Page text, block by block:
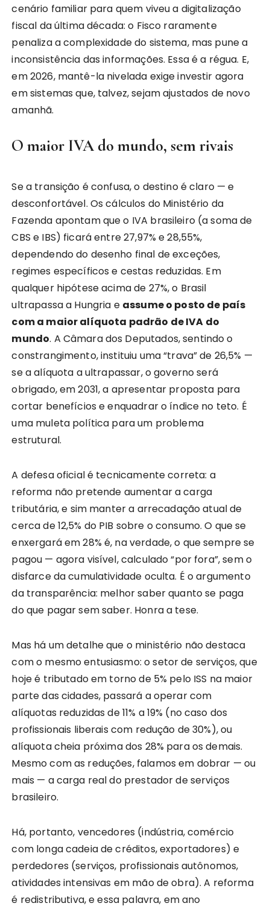
cenário familiar para quem viveu a digitalização
fiscal da última década: o Fisco raramente
penaliza a complexidade do sistema, mas pune a
inconsistência das informações. Essa é a régua. E,
em 2026, mantê-la nivelada exige investir agora
em sistemas que, talvez, sejam ajustados de novo
amanhã.
O maior IVA do mundo, sem rivais
Se a transição é confusa, o destino é claro — e
desconfortável. Os cálculos do Ministério da
Fazenda apontam que o IVA brasileiro (a soma de
CBS e IBS) ficará entre 27,97% e 28,55%,
dependendo do desenho final de exceções,
regimes específicos e cestas reduzidas. Em
qualquer hipótese acima de 27%, o Brasil
ultrapassa a Hungria e assume o posto de país
com a maior alíquota padrão de IVA do
mundo. A Câmara dos Deputados, sentindo o
constrangimento, instituiu uma “trava” de 26,5% —
se a alíquota a ultrapassar, o governo será
obrigado, em 2031, a apresentar proposta para
cortar benefícios e enquadrar o índice no teto. É
uma muleta política para um problema
estrutural.
A defesa oficial é tecnicamente correta: a
reforma não pretende aumentar a carga
tributária, e sim manter a arrecadação atual de
cerca de 12,5% do PIB sobre o consumo. O que se
enxergará em 28% é, na verdade, o que sempre se
pagou — agora visível, calculado “por fora”, sem o
disfarce da cumulatividade oculta. É o argumento
da transparência: melhor saber quanto se paga
do que pagar sem saber. Honra a tese.
Mas há um detalhe que o ministério não destaca
com o mesmo entusiasmo: o setor de serviços, que
hoje é tributado em torno de 5% pelo ISS na maior
parte das cidades, passará a operar com
alíquotas reduzidas de 11% a 19% (no caso dos
profissionais liberais com redução de 30%), ou
alíquota cheia próxima dos 28% para os demais.
Mesmo com as reduções, falamos em dobrar — ou
mais — a carga real do prestador de serviços
brasileiro.
Há, portanto, vencedores (indústria, comércio
com longa cadeia de créditos, exportadores) e
perdedores (serviços, profissionais autônomos,
atividades intensivas em mão de obra). A reforma
é redistributiva, e essa palavra, em ano